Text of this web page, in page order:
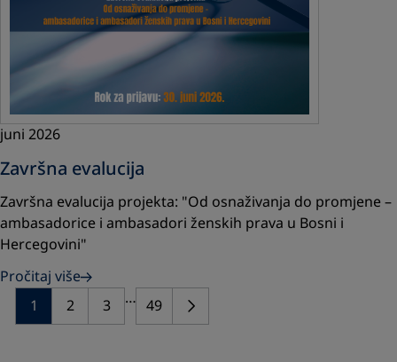
juni 2026
Završna evalucija
Završna evalucija projekta: "Od osnaživanja do promjene –
ambasadorice i ambasadori ženskih prava u Bosni i
Hercegovini"
Pročitaj više
1
2 3 … 49